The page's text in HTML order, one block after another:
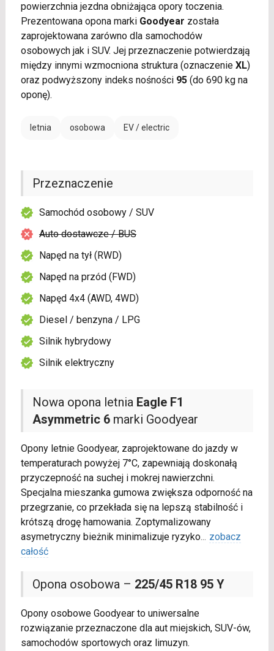
powierzchnia jezdna obniżająca opory toczenia.
Prezentowana opona marki Goodyear została
zaprojektowana zarówno dla samochodów
osobowych jak i SUV. Jej przeznaczenie potwierdzają
między innymi wzmocniona struktura (oznaczenie XL)
oraz podwyższony indeks nośności 95(do 690 kg na
oponę).
letnia osobowa EV / electric
Nowa opona letnia Eagle F1
Asymmetric 6marki Goodyear
Opony letnie Goodyear, zaprojektowane do jazdy w
temperaturach powyżej 7°C, zapewniają doskonałą
przyczepność na suchej i mokrej nawierzchni.
Specjalna mieszanka gumowa zwiększa odporność na
przegrzanie, co przekłada się na lepszą stabilność i
krótszą drogę hamowania. Zoptymalizowany
asymetryczny bieżnik minimalizuje ryzyko... zobacz
całość
Opona osobowa – 225/45 R18 95 Y
Opony osobowe Goodyear to uniwersalne
rozwiązanie przeznaczone dla aut miejskich, SUV-ów,
samochodów sportowych oraz limuzyn.
Przeznaczenie
Samochód osobowy / SUV
Auto dostawcze / BUS
Napęd na tył (RWD)
Napęd na przód (FWD)
Napęd 4x4 (AWD, 4WD)
Diesel / benzyna / LPG
Silnik hybrydowy
Silnik elektryczny